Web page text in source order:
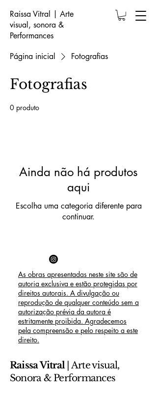
Raissa Vitral | Arte
visual, sonora &
Performances
Página inicial
Fotografias
Fotografias
0 produto
Ainda não há produtos
aqui
Escolha uma categoria diferente para
continuar.
As obras apresentadas neste site são de
autoria exclusiva e estão protegidas por
direitos autorais. A divulgação ou
reprodução de qualquer conteúdo sem a
autorização prévia da autora é
estritamente proibida. Agradecemos
pela compreensão e pelo respeito a este
direito.
Raissa Vitral | Arte visual,
Sonora & Performances